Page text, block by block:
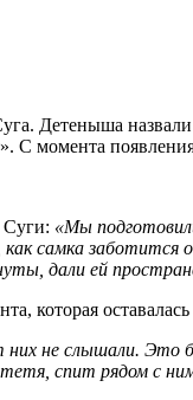
Детеныша
С момента
Суги: «Мы
самка
дали ей
которая
них не слышали.
спит рядом с